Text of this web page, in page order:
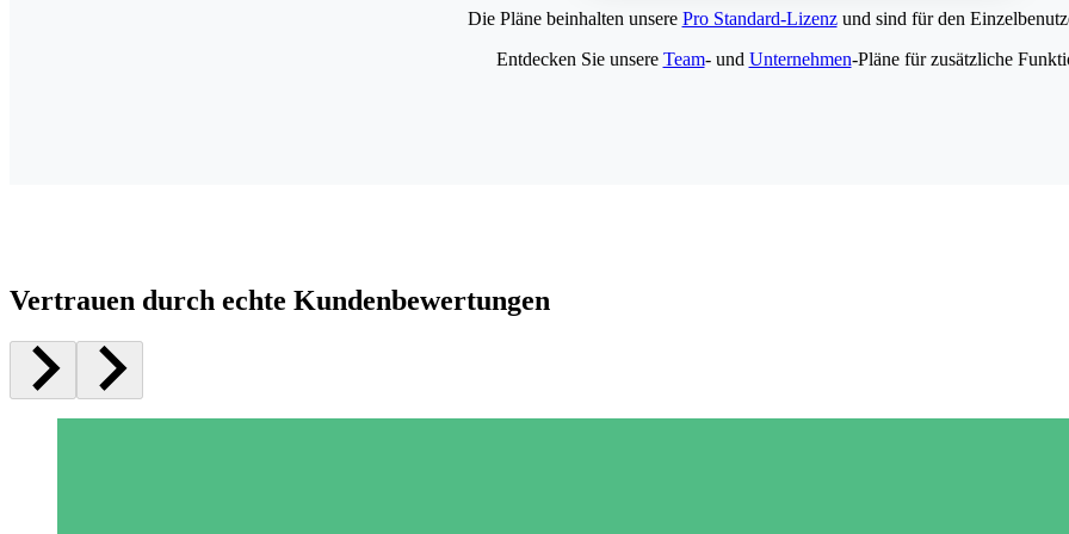
Die Pläne beinhalten unsere Pro Standard-Lizenzund sind für den
Entdecken Sie unsere Team- und Unternehmen-Pläne für zusätzliche
Vertrauen durch echte Kundenbewertungen